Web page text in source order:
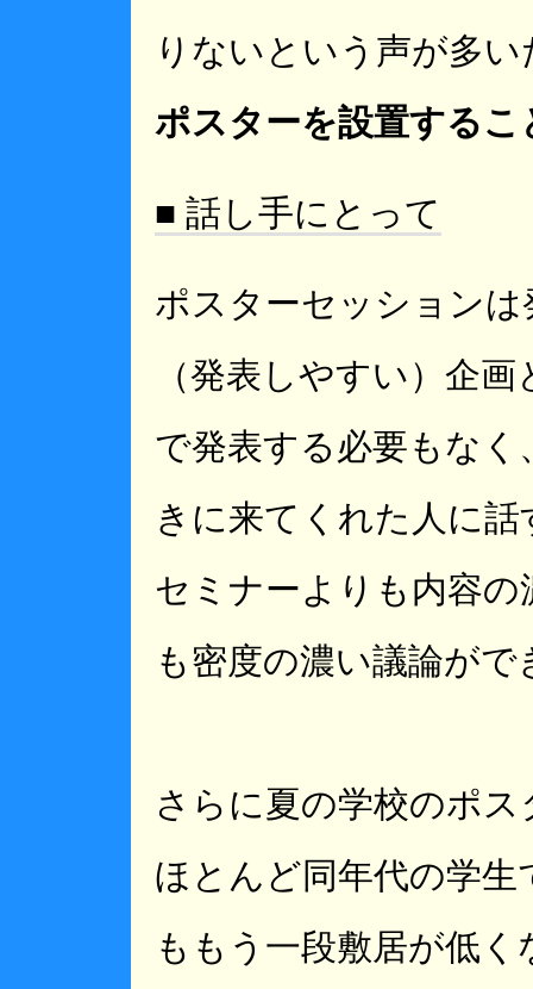
りないという声が多い
ポスターを設置する
■ 話し手にとって
ポスターセッション
（発表しやすい）企
で発表する必要もな
きに来てくれた人に
セミナーよりも内容
も密度の濃い議論がで
さらに夏の学校のポ
ほとんど同年代の学
ももう一段敷居が低